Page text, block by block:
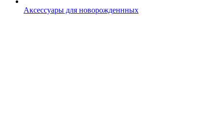
Аксессуары для новорожденнных